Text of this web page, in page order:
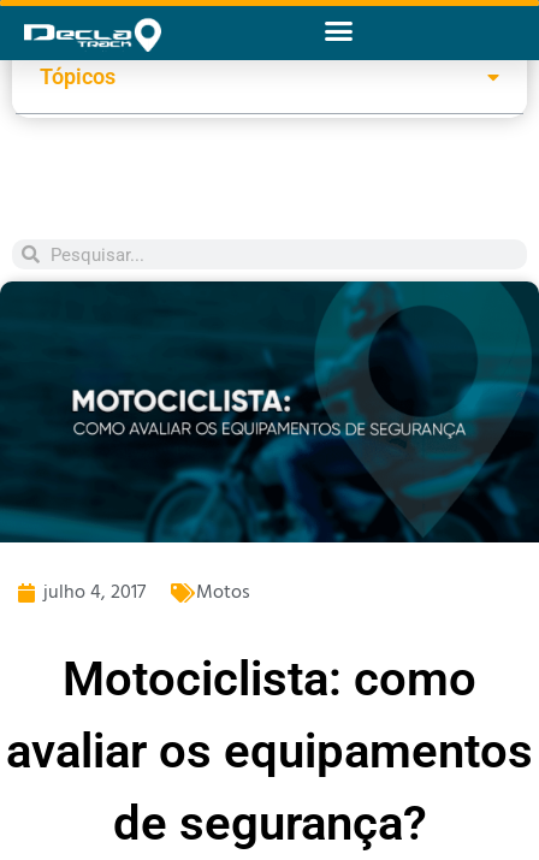
Tópicos
julho 4, 2017 Motos
Motociclista: como
avaliar os equipamentos
de segurança?